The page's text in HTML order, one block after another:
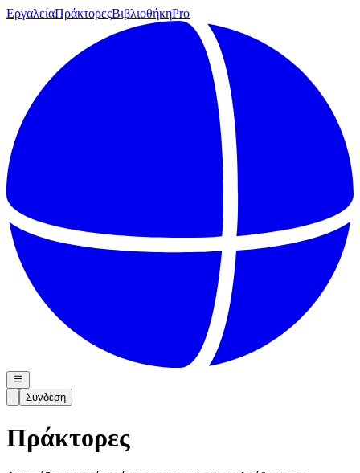
ΕργαλείαΠράκτορεςΒιβλιοθήκηPro
Σύνδεση
Πράκτορες